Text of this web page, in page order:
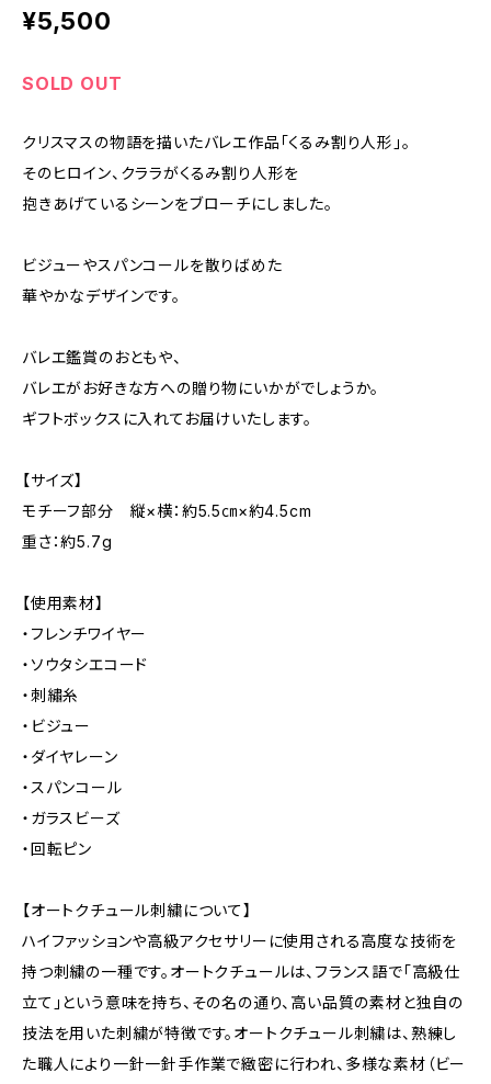
¥5,500
SOLD OUT
クリスマスの物語を描いたバレエ作品「くるみ割り人形」。
そのヒロイン、クララがくるみ割り人形を
抱きあげているシーンをブローチにしました。
ビジューやスパンコールを散りばめた
華やかなデザインです。
バレエ鑑賞のおともや、
バレエがお好きな方への贈り物にいかがでしょうか。
ギフトボックスに入れてお届けいたします。
【サイズ】
モチーフ部分 縦×横：約5.5㎝×約4.5cm
重さ：約5.7g
【使用素材】
・フレンチワイヤー
・ソウタシエコード
・刺繡糸
・ビジュー
・ダイヤレーン
・スパンコール
・ガラスビーズ
・回転ピン
【オートクチュール刺繍について】
ハイファッションや高級アクセサリーに使用される高度な技術を
持つ刺繍の一種です。オートクチュールは、フランス語で「高級仕
立て」という意味を持ち、その名の通り、高い品質の素材と独自の
技法を用いた刺繍が特徴です。オートクチュール刺繍は、熟練し
た職人により一針一針手作業で緻密に行われ、多様な素材（ビー